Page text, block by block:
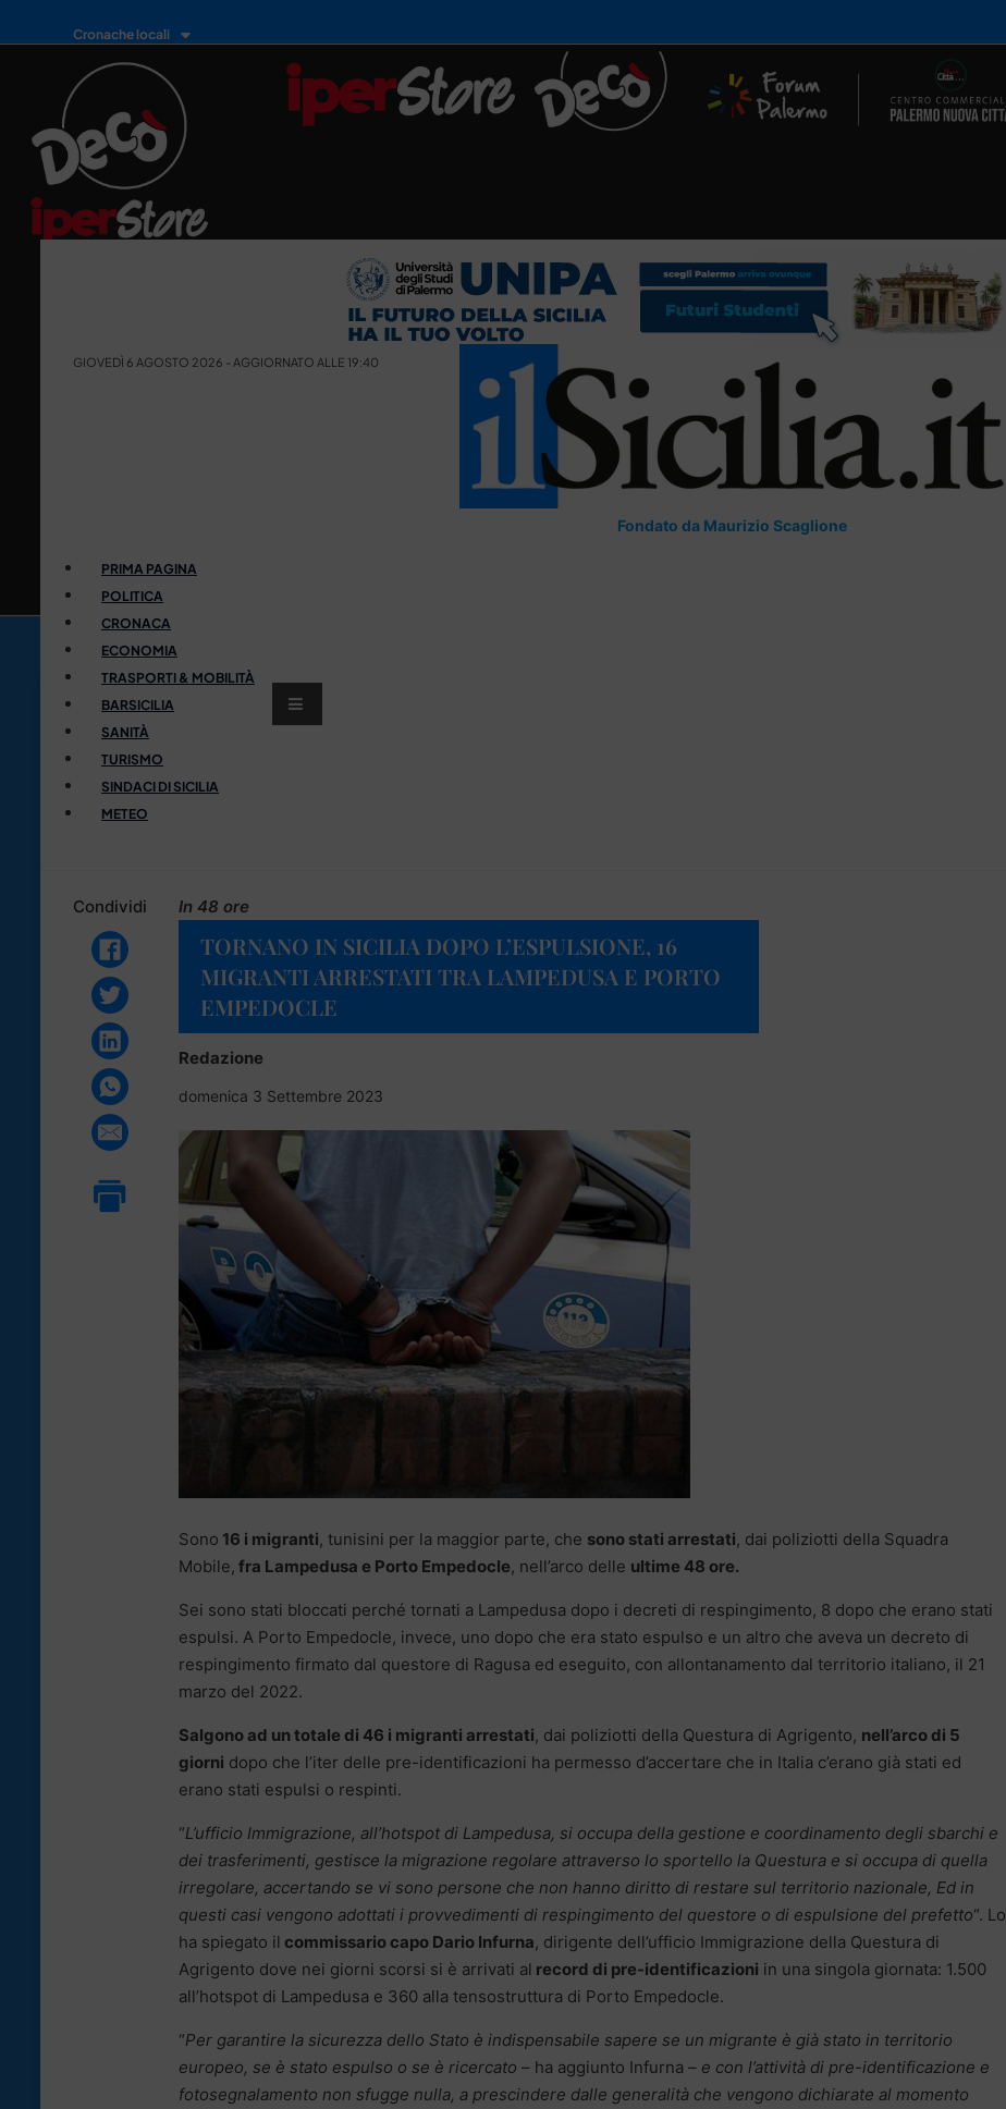
Cronache locali
GIOVEDÌ 6 AGOSTO 2026 - AGGIORNATO ALLE 19:40
Fondato da Maurizio Scaglione
PRIMA PAGINA
POLITICA
CRONACA
ECONOMIA
TRASPORTI & MOBILITÀ
BARSICILIA
SANITÀ
TURISMO
SINDACI DI SICILIA
METEO
Condividi In 48 ore
TORNANO IN SICILIA DOPO L’ESPULSIONE, 16
MIGRANTI ARRESTATI TRA LAMPEDUSA E PORTO
EMPEDOCLE
Redazione
domenica 3 Settembre 2023
Sono 16 i migranti, tunisini per la maggior parte, che sono stati arrestati, dai poliziotti della Squadra
Mobile, fra Lampedusa e Porto Empedocle, nell’arco delle ultime 48 ore.
Sei sono stati bloccati perché tornati a Lampedusa dopo i decreti di respingimento, 8 dopo che erano stati
espulsi. A Porto Empedocle, invece, uno dopo che era stato espulso e un altro che aveva un decreto di
respingimento firmato dal questore di Ragusa ed eseguito, con allontanamento dal territorio italiano, il 21
marzo del 2022.
Salgono ad un totale di 46 i migranti arrestati, dai poliziotti della Questura di Agrigento, nell’arco di 5
giorni dopo che l’iter delle pre-identificazioni ha permesso d’accertare che in Italia c’erano già stati ed
erano stati espulsi o respinti.
“L’ufficio Immigrazione, all’hotspot di Lampedusa, si occupa della gestione e coordinamento degli sbarchi e
dei trasferimenti, gestisce la migrazione regolare attraverso lo sportello la Questura e si occupa di quella
irregolare, accertando se vi sono persone che non hanno diritto di restare sul territorio nazionale, Ed in
questi casi vengono adottati i provvedimenti di respingimento del questore o di espulsione del prefetto“. Lo
ha spiegato il commissario capo Dario Infurna, dirigente dell’ufficio Immigrazione della Questura di
Agrigento dove nei giorni scorsi si è arrivati al record di pre-identificazioni in una singola giornata: 1.500
all’hotspot di Lampedusa e 360 alla tensostruttura di Porto Empedocle.
“Per garantire la sicurezza dello Stato è indispensabile sapere se un migrante è già stato in territorio
europeo, se è stato espulso o se è ricercato – ha aggiunto Infurna – e con l’attività di pre-identificazione e
fotosegnalamento non sfugge nulla, a prescindere dalle generalità che vengono dichiarate al momento